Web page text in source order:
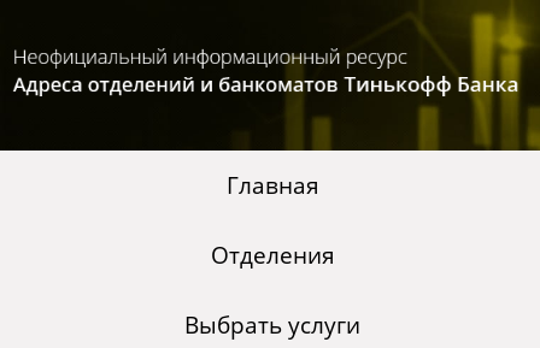
Главная
Отделения
Выбрать услуги